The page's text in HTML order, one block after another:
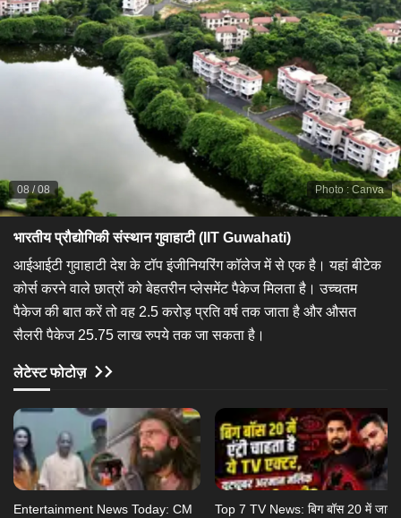
Photo : Canva
08/08
भारतीय प्रौद्योगिकी संस्थान गुवाहाटी (IIT Guwahati)​
​आईआईटी गुवाहाटी देश के टॉप इंजीनियरिंग कॉलेज में से एक है। यहां बीटेक
कोर्स करने वाले छात्रों को बेहतरीन प्लेसमेंट पैकेज मिलता है। उच्चतम
पैकेज की बात करें तो वह 2.5 करोड़ प्रति वर्ष तक जाता है और औसत
सैलरी पैकेज 25.75 लाख रुपये तक जा सकता है। ​
लेटेस्ट फोटोज़
Entertainment News Today: CM
Top 7 TV News: बिग बॉस 20 में जाने